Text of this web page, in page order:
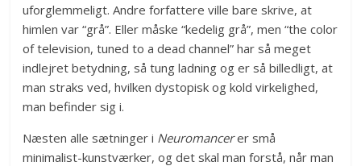
uforglemmeligt. Andre forfattere ville bare skrive, at
himlen var “grå”. Eller måske “kedelig grå”, men “the color
of television, tuned to a dead channel” har så meget
indlejret betydning, så tung ladning og er så billedligt, at
man straks ved, hvilken dystopisk og kold virkelighed,
man befinder sig i.
Næsten alle sætninger i Neuromancerer små
minimalist-kunstværker, og det skal man forstå, når man